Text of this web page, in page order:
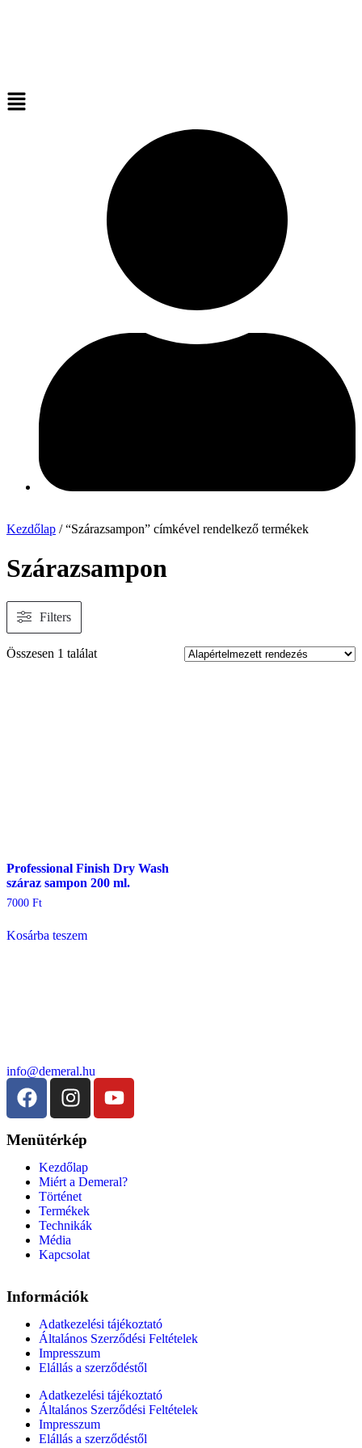
Kezdőlap / “Szárazsampon” címkével rendelkező termékek
Szárazsampon
Filters
Összesen 1 találat
Professional Finish Dry Wash
száraz sampon 200 ml.
7000 Ft
Kosárba teszem
info@demeral.hu
Menütérkép
Kezdőlap
Miért a Demeral?
Történet
Termékek
Technikák
Média
Kapcsolat
Információk
Adatkezelési tájékoztató
Általános Szerződési Feltételek
Impresszum
Elállás a szerződéstől
Adatkezelési tájékoztató
Általános Szerződési Feltételek
Impresszum
Elállás a szerződéstől